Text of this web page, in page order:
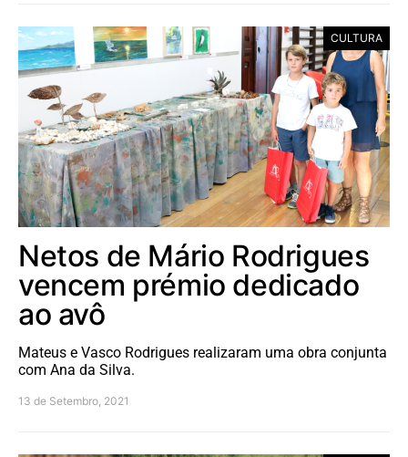
CULTURA
Netos de Mário Rodrigues
vencem prémio dedicado
ao avô
Mateus e Vasco Rodrigues realizaram uma obra conjunta
com Ana da Silva.
13 de Setembro, 2021